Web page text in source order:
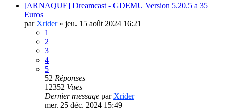
[ARNAQUE] Dreamcast - GDEMU Version 5.20.5 a 35
Euros
par Xrider» jeu. 15 août 2024 16:21
1
2
3
4
5
52 Réponses
12352 Vues
Dernier message par Xrider
mer. 25 déc. 2024 15:49